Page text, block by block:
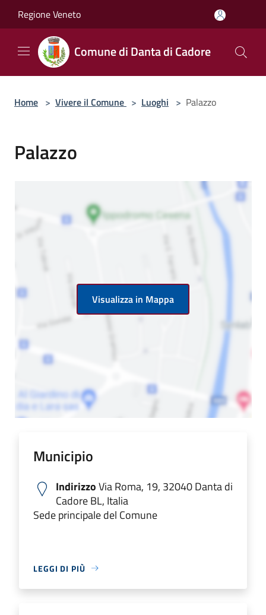
Regione Veneto
Comune di Danta di Cadore
Home > Vivere il Comune > Luoghi > Palazzo
Palazzo
Visualizza in Mappa
Municipio
IndirizzoVia Roma, 19, 32040 Danta di
Cadore BL, Italia
Sede principale del Comune
LEGGI DI PIÙ